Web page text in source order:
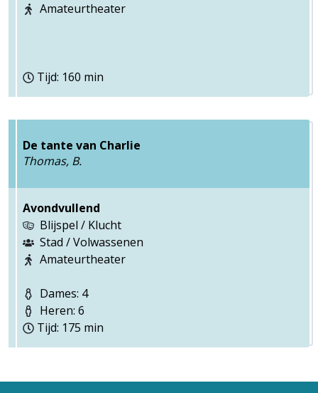
Amateurtheater
Tijd: 160 min
De tante van Charlie
Thomas, B.
Avondvullend
Blijspel / Klucht
Stad / Volwassenen
Amateurtheater
Dames: 4
Heren: 6
Tijd: 175 min